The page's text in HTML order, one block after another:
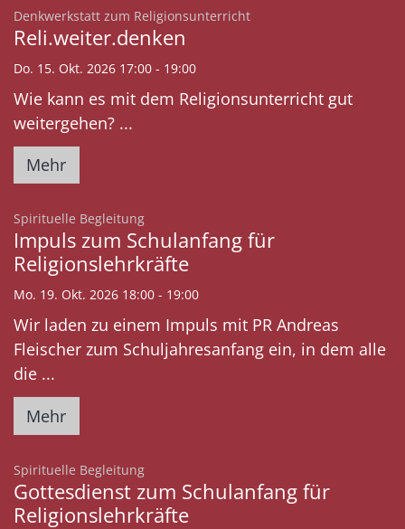
Denkwerkstatt zum Religionsunterricht:
Reli.weiter.denken
Do. 15. Okt. 2026 17:00 - 19:00
Wie kann es mit dem Religionsunterricht gut
weitergehen? ...
Mehr
Spirituelle Begleitung:
Impuls zum Schulanfang für
Religionslehrkräfte
Mo. 19. Okt. 2026 18:00 - 19:00
Wir laden zu einem Impuls mit PR Andreas
Fleischer zum Schuljahresanfang ein, in dem alle
die ...
Mehr
Spirituelle Begleitung:
Gottesdienst zum Schulanfang für
Religionslehrkräfte